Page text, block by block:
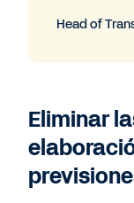
Head of
Eliminar